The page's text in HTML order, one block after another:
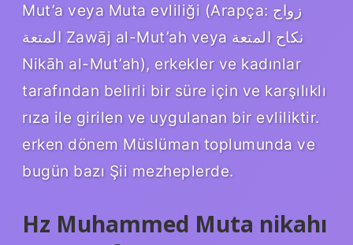
Mut’a veya Muta evliliği (Arapça: زواج
المتعة Zawāj al-Mut’ah veya نكاح المتعة
Nikāh al-Mut’ah), erkekler ve kadınlar
tarafından belirli bir süre için ve karşılıklı
rıza ile girilen ve uygulanan bir evliliktir.
erken dönem Müslüman toplumunda ve
bugün bazı Şii mezheplerde.
Hz Muhammed Muta nikahı